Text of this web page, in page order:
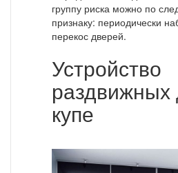
группу риска можно по
признаку: периодически
перекос дверей.
Устройство
раздвижных
купе